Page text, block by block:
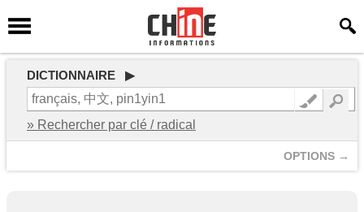
DICTIONNAIRE ▶
» Rechercher par clé / radical
OPTIONS →